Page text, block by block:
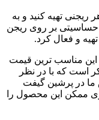
ریجنی تهیه کنید و به
حساسیتی بر روی ریجن
و فعال کرد.
بتل 4.99 دلار است و این مناسب ترین قیمت
است که با در نظر
ما در پرشین گیفت
ممکن این محصول را